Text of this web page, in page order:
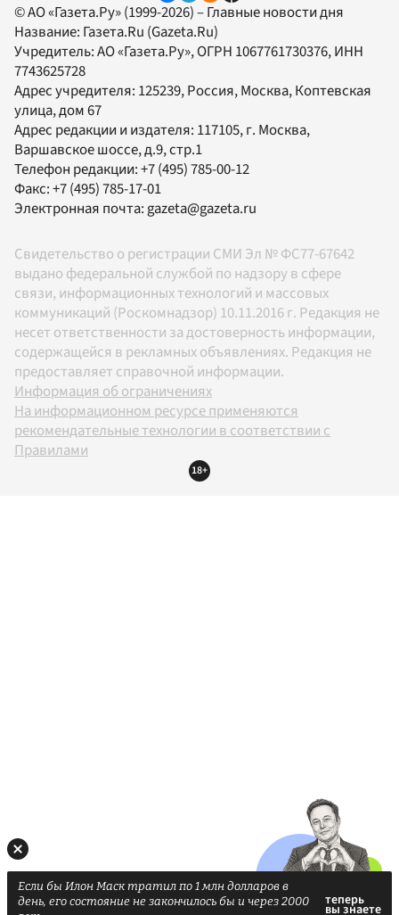
© АО «Газета.Ру» (1999-2026) – Главные новости дня
Название: Газета.Ru (Gazeta.Ru)
Учредитель:АО «Газета.Ру», ОГРН 1067761730376, ИНН
7743625728
Адрес учредителя: 125239, Россия, Москва, Коптевская
улица, дом 67
Адрес редакции и издателя: 117105, г. Москва,
Варшавское шоссе, д.9, стр.1
Телефон редакции:+7 (495) 785-00-12
Факс:+7 (495) 785-17-01
Электронная почта: gazeta@gazeta.ru
Свидетельство о регистрации СМИ Эл № ФС77-67642
выдано федеральной службой по надзору в сфере
связи, информационных технологий и массовых
коммуникаций (Роскомнадзор) 10.11.2016 г. Редакция не
несет ответственности за достоверность информации,
содержащейся в рекламных объявлениях. Редакция не
предоставляет справочной информации.
Информация об ограничениях
На информационном ресурсе применяются
рекомендательные технологии в соответствии с
Правилами
18+
Если бы Илон Маск тратил по 1 млн долларов в
день, его состояние не закончилось бы и через 2000